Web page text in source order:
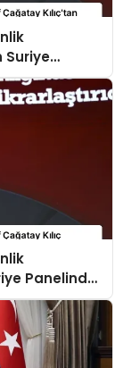
Suriye
Panelinde